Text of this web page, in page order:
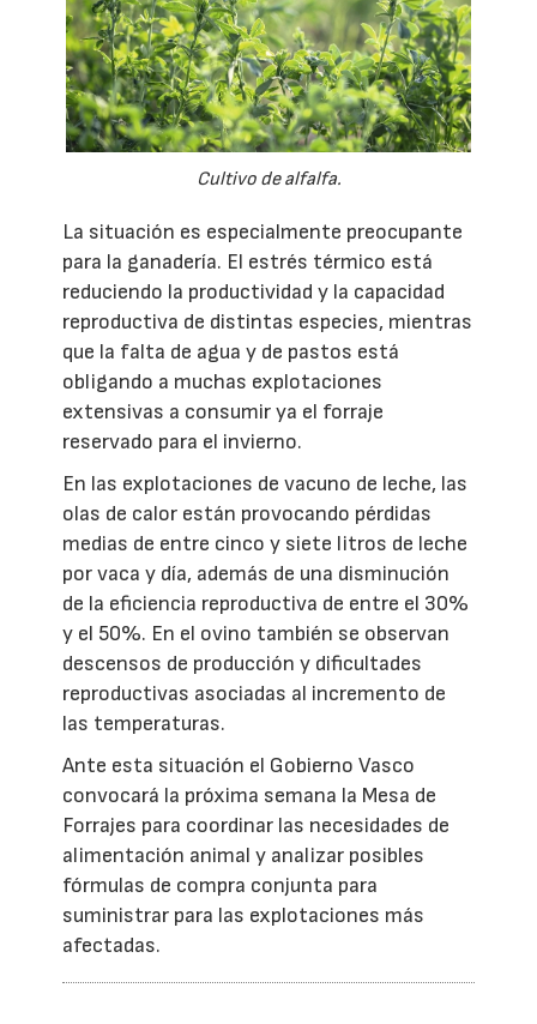
Cultivo de alfalfa.
La situación es especialmente preocupante
para la ganadería. El estrés térmico está
reduciendo la productividad y la capacidad
reproductiva de distintas especies, mientras
que la falta de agua y de pastos está
obligando a muchas explotaciones
extensivas a consumir ya el forraje
reservado para el invierno.
En las explotaciones de vacuno de leche, las
olas de calor están provocando pérdidas
medias de entre cinco y siete litros de leche
por vaca y día, además de una disminución
de la eficiencia reproductiva de entre el 30%
y el 50%. En el ovino también se observan
descensos de producción y dificultades
reproductivas asociadas al incremento de
las temperaturas.
Ante esta situación el Gobierno Vasco
convocará la próxima semana la Mesa de
Forrajes para coordinar las necesidades de
alimentación animal y analizar posibles
fórmulas de compra conjunta para
suministrar para las explotaciones más
afectadas.